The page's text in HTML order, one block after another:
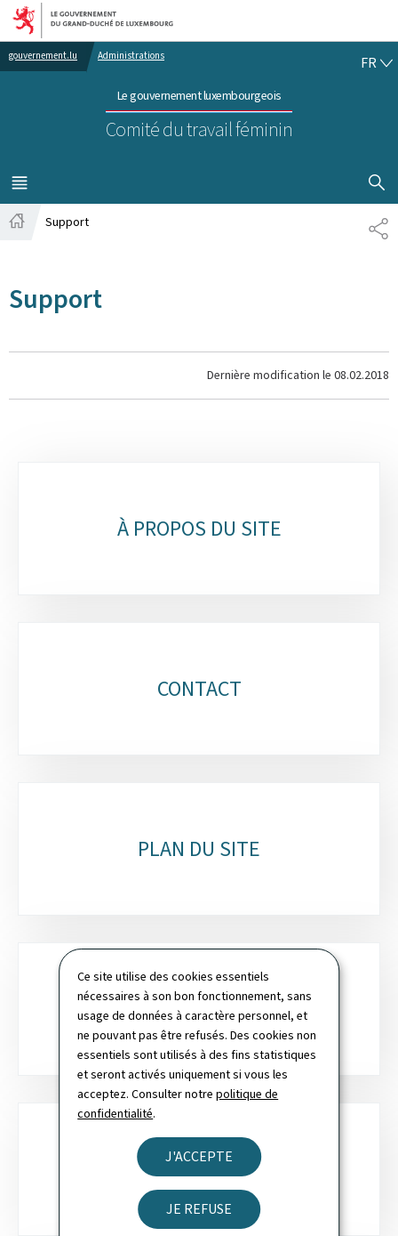
Ce site utilise des cookies essentiels
nécessaires à son bon fonctionnement, sans
usage de données à caractère personnel, et
ne pouvant pas être refusés. Des cookies non
essentiels sont utilisés à des fins statistiques
et seront activés uniquement si vous les
acceptez. Consulter notrepolitique de
confidentialité.
J'ACCEPTE
JE REFUSE
Aller au menu principal
Aller au contenu
gouvernement.lu Administrations
Le gouvernement luxembourgeois
Comité du travail féminin
FR
MENU
PRINCIPAL
Support
Support
Dernière modification le 08.02.2018
À PROPOS DU SITE
CONTACT
PLAN DU SITE
RECHERCHE
NEWSLETTER